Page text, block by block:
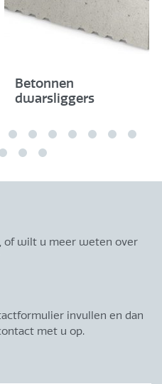
geen
afgeronde
Betonnen
dwarsliggers
of wilt u meer weten over
invullen en dan
met u op.